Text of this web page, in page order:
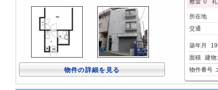
物件の詳細を見る
所在地
交通
築年月
面積 建物
物件番号